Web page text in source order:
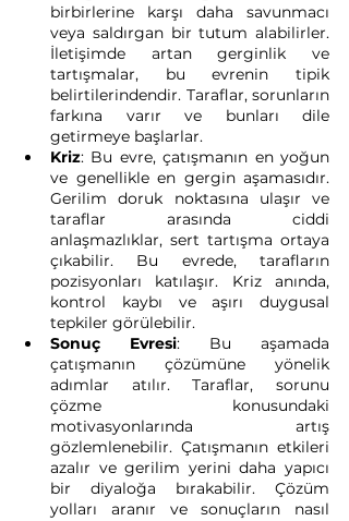
birbirlerine karşı daha savunmacı
veya saldırgan bir tutum alabilirler.
İletişimde artan gerginlik ve
tartışmalar, bu evrenin tipik
belirtilerindendir. Taraflar, sorunların
farkına varır ve bunları dile
getirmeye başlarlar.
Kriz: Bu evre, çatışmanın en yoğun
ve genellikle en gergin aşamasıdır.
Gerilim doruk noktasına ulaşır ve
taraflar arasında ciddi
anlaşmazlıklar, sert tartışma ortaya
çıkabilir. Bu evrede, tarafların
pozisyonları katılaşır. Kriz anında,
kontrol kaybı ve aşırı duygusal
tepkiler görülebilir.
Sonuç Evresi: Bu aşamada
çatışmanın çözümüne yönelik
adımlar atılır. Taraflar, sorunu
çözme konusundaki
motivasyonlarında artış
gözlemlenebilir. Çatışmanın etkileri
azalır ve gerilim yerini daha yapıcı
bir diyaloğa bırakabilir. Çözüm
yolları aranır ve sonuçların nasıl